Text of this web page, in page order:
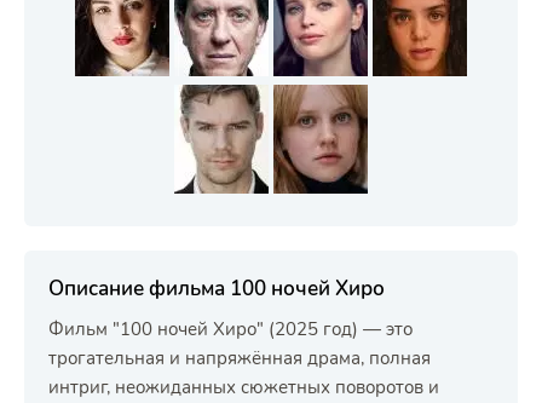
Описание фильма 100 ночей Хиро
Фильм "100 ночей Хиро" (2025 год) — это
трогательная и напряжённая драма, полная
интриг, неожиданных сюжетных поворотов и